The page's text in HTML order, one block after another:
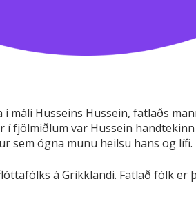
Husseins Hussein, fatlaðs
í fjölmiðlum var Hussein
ógna munu heilsu hans og lífi.
á Grikklandi. Fatlað fólk